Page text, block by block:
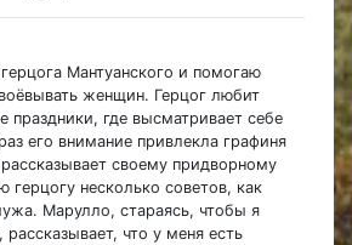
Мантуанского и помогаю
женщин. Герцог любит
праздники, где высматривает себе
его внимание привлекла графиня
своему придворному
герцогу несколько советов, как
Марулло, стараясь, чтобы я
рассказывает, что у меня есть